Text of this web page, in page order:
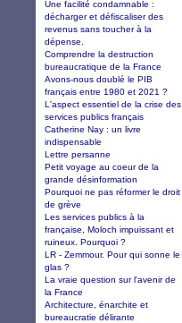
Une facilité condamnable :
décharger et défiscaliser des
revenus sans toucher à la
dépense.
Comprendre la destruction
bureaucratique de la France
Avons-nous doublé le PIB
français entre 1980 et 2021 ?
L'aspect essentiel de la crise des
services publics français
Catherine Nay : un livre
indispensable
Lettre persanne
Petit voyage au coeur de la
grande désinformation
Pourquoi ne pas réformer le droit
de grève
Les services publics à la
française, Moloch impuissant et
ruineux. Pourquoi ?
LR - Zemmour. Pour qui sonne le
glas ?
La vraie question sur l'avenir de
la France
Architecture, énarchite et
bureaucratie délirante